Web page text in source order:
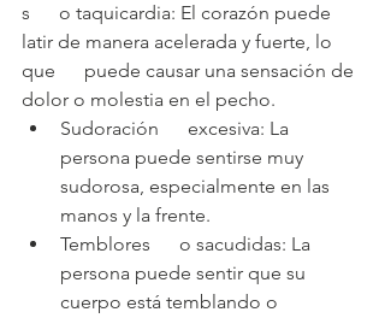
s      o taquicardia: El corazón puede
latir de manera acelerada y fuerte, lo
que      puede causar una sensación de
dolor o molestia en el pecho.
Sudoración      excesiva: La
persona puede sentirse muy
sudorosa, especialmente en las
manos y la frente.
Temblores      o sacudidas: La
persona puede sentir que su
cuerpo está temblando o